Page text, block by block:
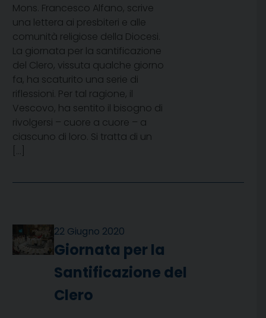
Mons. Francesco Alfano, scrive
una lettera ai presbiteri e alle
comunità religiose della Diocesi.
La giornata per la santificazione
del Clero, vissuta qualche giorno
fa, ha scaturito una serie di
riflessioni. Per tal ragione, il
Vescovo, ha sentito il bisogno di
rivolgersi – cuore a cuore – a
ciascuno di loro. Si tratta di un
[…]
22 Giugno 2020
Giornata per la
Santificazione del
Clero